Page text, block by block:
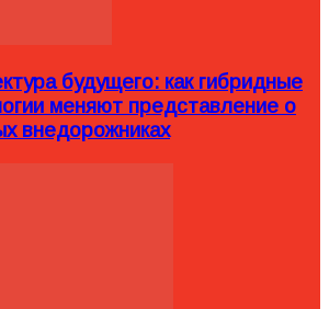
будущего: как гибридные
меняют представление о
внедорожниках